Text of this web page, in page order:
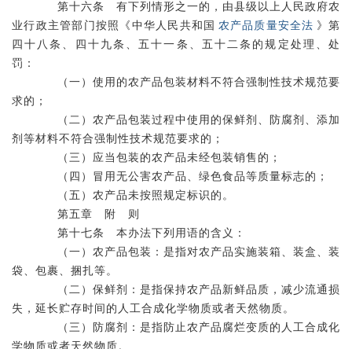
第十六条 有下列情形之一的，由县级以上人民政府农
业行政主管部门按照《中华人民共和国 农产品质量安全法 》第
四十八条、四十九条、五十一条、五十二条的规定处理、处
罚：
（一）使用的农产品包装材料不符合强制性技术规范要
求的；
（二）农产品包装过程中使用的保鲜剂、防腐剂、添加
剂等材料不符合强制性技术规范要求的；
（三）应当包装的农产品未经包装销售的；
（四）冒用无公害农产品、绿色食品等质量标志的；
（五）农产品未按照规定标识的。
第五章 附 则
第十七条 本办法下列用语的含义：
（一）农产品包装：是指对农产品实施装箱、装盒、装
袋、包裹、捆扎等。
（二）保鲜剂：是指保持农产品新鲜品质，减少流通损
失，延长贮存时间的人工合成化学物质或者天然物质。
（三）防腐剂：是指防止农产品腐烂变质的人工合成化
学物质或者天然物质。